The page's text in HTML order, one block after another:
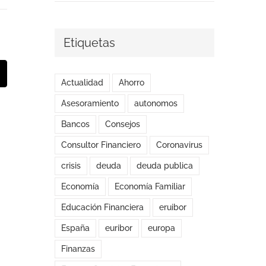
Etiquetas
Actualidad Ahorro
Asesoramiento autonomos
Bancos Consejos
Consultor Financiero Coronavirus
crisis deuda deuda publica
Economía Economía Familiar
Educación Financiera eruibor
España euribor europa
Finanzas